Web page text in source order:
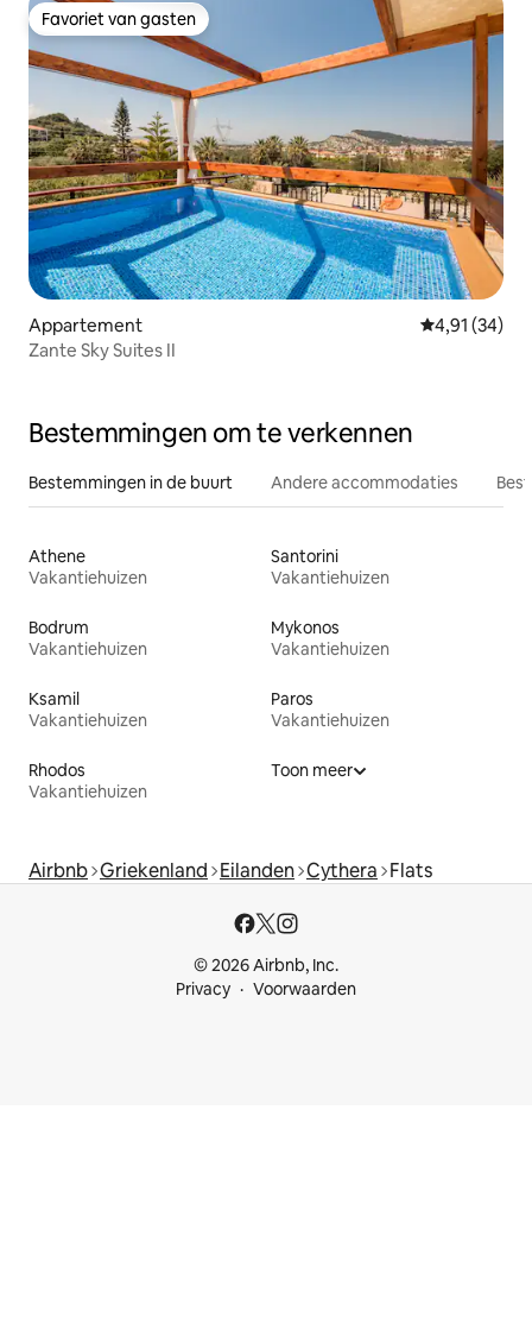
Favoriet van gasten
Favoriet van gasten
Appartement Gemiddelde
4,91 (34)
Zante Sky Suites II
Bestemmingen om te verkennen
Bestemmingen in de buurt Andere accommodaties
Athene
Vakantiehuizen
Santorini
Vakantiehuizen
Bodrum
Vakantiehuizen
Mykonos
Vakantiehuizen
Ksamil
Vakantiehuizen
Paros
Vakantiehuizen
Rhodos
Vakantiehuizen
Toon meer
Airbnb Griekenland Eilanden Cythera Flats
© 2026 Airbnb, Inc.
Privacy
Voorwaarden